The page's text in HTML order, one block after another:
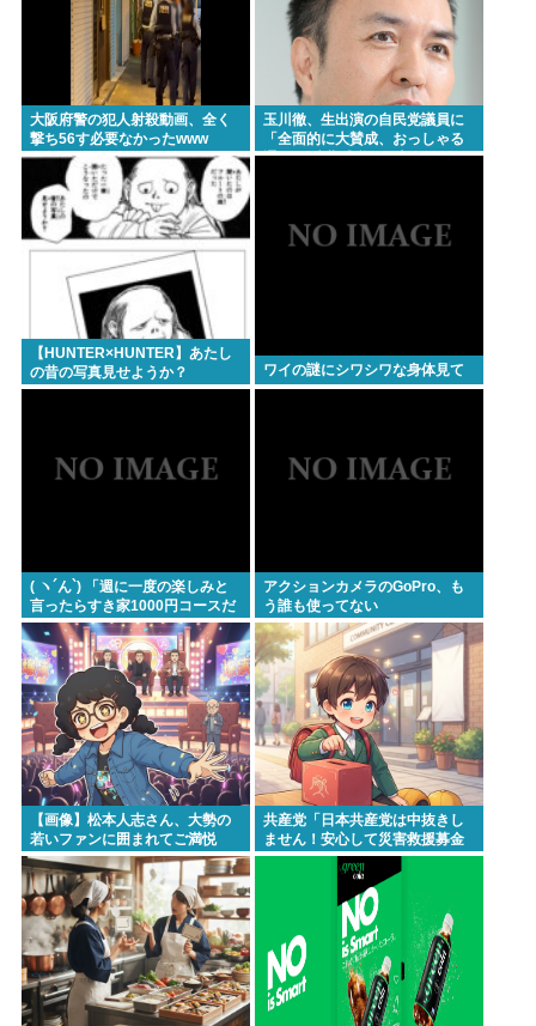
大阪府警の犯人射殺動画、全く
撃ち56す必要なかったwww
玉川徹、生出演の自民党議員に
「全面的に大賛成、おっしゃる
通り」 消費減税への主張めぐり
【HUNTER×HUNTER】あたし
の昔の写真見せようか？
ワイの謎にシワシワな身体見て
( ヽ´ん`) 「週に一度の楽しみと
言ったらすき家1000円コースだ
な」
アクションカメラのGoPro、も
う誰も使ってない
【画像】松本人志さん、大勢の
若いファンに囲まれてご満悦
www
共産党「日本共産党は中抜きし
ません！安心して災害救援募金
をしてください！」